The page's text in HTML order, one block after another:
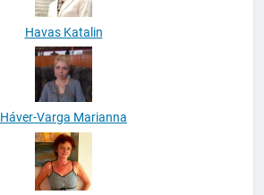
Havas Katalin
Háver-Varga Marianna